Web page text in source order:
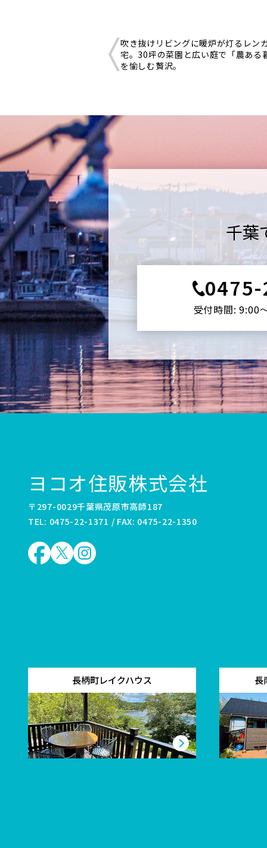
吹き抜けリビングに暖炉が灯るレン
宅。30坪の菜園と広い庭で「農ある
を愉しむ贅沢。
千葉
受付時間: 9:00
ヨコオ住販株式会社
〒297-0029千葉県茂原市高師187
TEL: 0475-22-1371 / FAX: 0475-22-1350
長柄町レイクハウス 長